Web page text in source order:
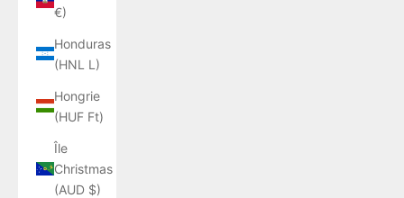
€)
Honduras
(HNL L)
Hongrie
(HUF Ft)
Île
Christmas
(AUD $)